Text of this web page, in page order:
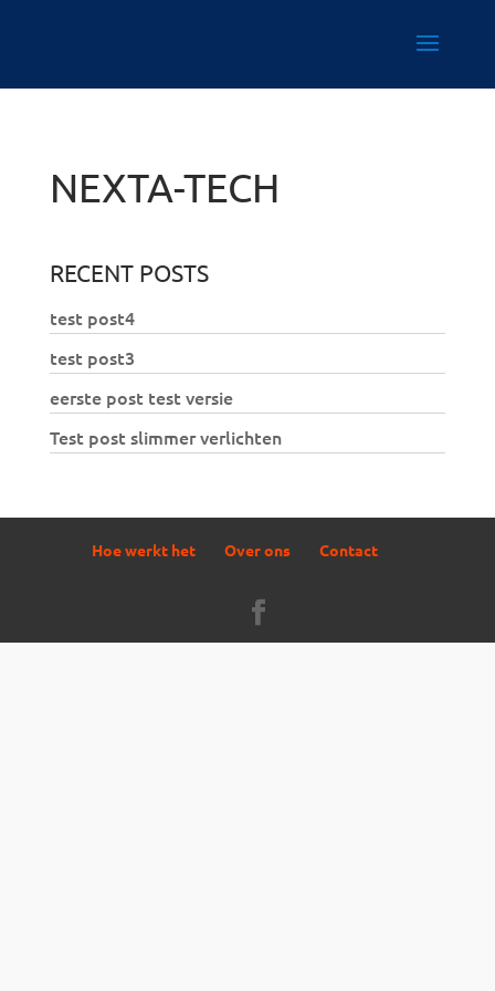
NEXTA-TECH
RECENT POSTS
test post4
test post3
eerste post test versie
Test post slimmer verlichten
Hoe werkt het Over ons Contact